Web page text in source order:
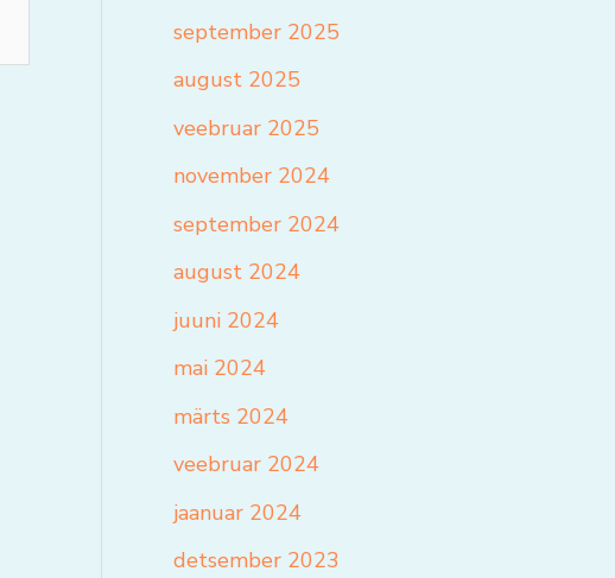
september 2025
august 2025
veebruar 2025
november 2024
september 2024
august 2024
juuni 2024
mai 2024
märts 2024
veebruar 2024
jaanuar 2024
detsember 2023